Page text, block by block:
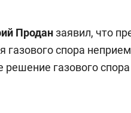
Проданзаявил, что
газового спора
газового
«Фороса»:
невроз» –
не считает